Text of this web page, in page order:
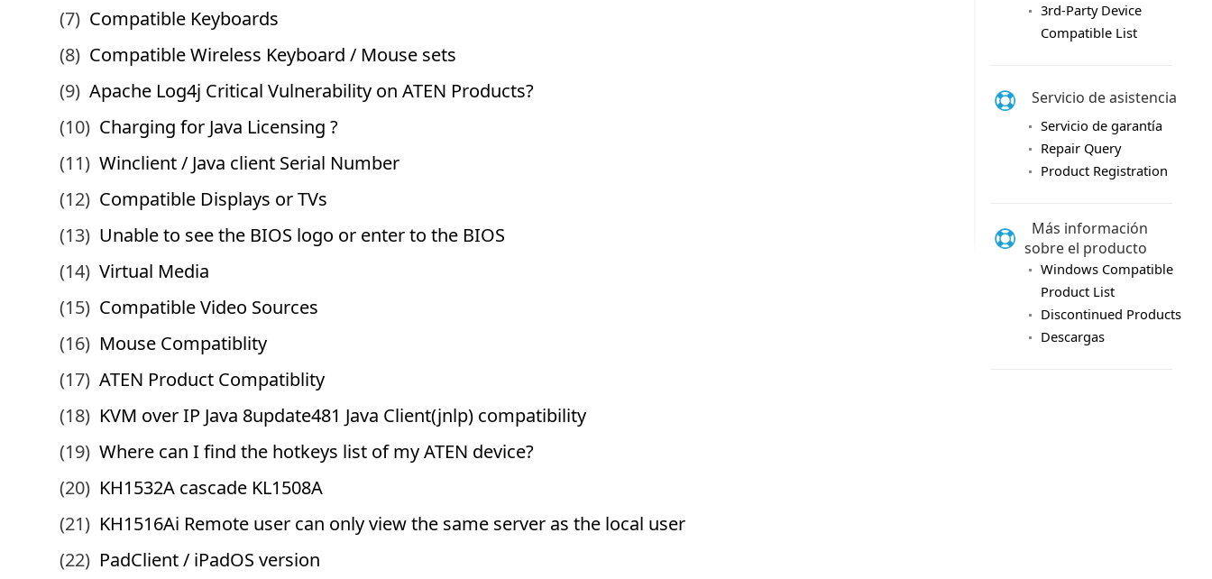
3rd-Party Device
Compatible List
Servicio de asistencia
Servicio de garantía
Repair Query
Product Registration
Más información
sobre el producto
Windows Compatible
Product List
Discontinued Products
Descargas